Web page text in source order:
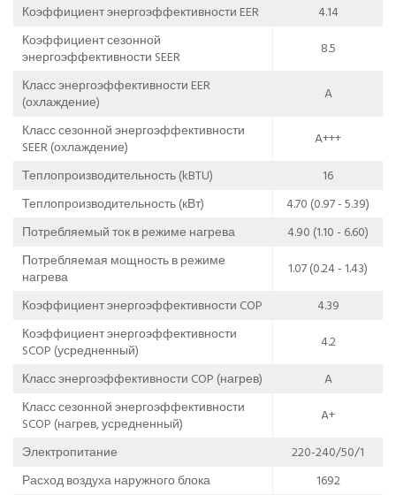
Коэффициент энергоэффективности EER
4.14
Коэффициент сезонной
энергоэффективности SEER
8.5
Класс энергоэффективности EER
(охлаждение)
A
Класс сезонной энергоэффективности
SEER (охлаждение)
A+++
Теплопроизводительность (kBTU)
16
Теплопроизводительность (кВт)
4.70 (0.97 - 5.39)
Потребляемый ток в режиме нагрева
4.90 (1.10 - 6.60)
Потребляемая мощность в режиме
нагрева
1.07 (0.24 - 1.43)
Коэффициент энергоэффективности COP
4.39
Коэффициент энергоэффективности
SCOP (усредненный)
4.2
Класс энергоэффективности COP (нагрев)
A
Класс сезонной энергоэффективности
SCOP (нагрев, усредненный)
A+
Электропитание
220-240/50/1
Расход воздуха наружного блока
1692